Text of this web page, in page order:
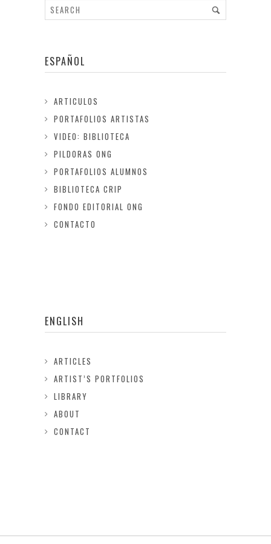
ESPAÑOL
ARTICULOS
PORTAFOLIOS ARTISTAS
VIDEO: BIBLIOTECA
PILDORAS ONG
PORTAFOLIOS ALUMNOS
BIBLIOTECA CRIP
FONDO EDITORIAL ONG
CONTACTO
ENGLISH
ARTICLES
ARTIST’S PORTFOLIOS
LIBRARY
ABOUT
CONTACT